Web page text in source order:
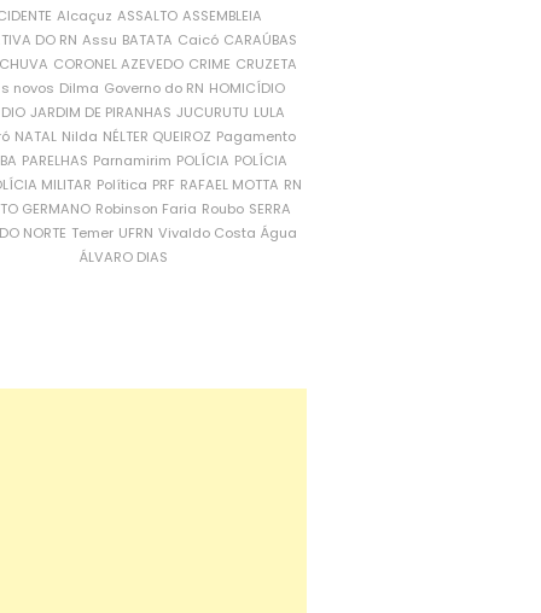
Alcaçuz ASSALTO ASSEMBLEIA
DO RN Assu BATATA Caicó CARAÚBAS
CORONEL AZEVEDO CRIME CRUZETA
novos Dilma Governo do RN HOMICÍDIO
JARDIM DE PIRANHAS JUCURUTU LULA
NATAL Nilda NÉLTER QUEIROZ Pagamento
PARELHAS Parnamirim POLÍCIA POLÍCIA
MILITAR Política PRF RAFAEL MOTTA RN
GERMANO Robinson Faria Roubo SERRA
NORTE Temer UFRN Vivaldo Costa Água
ÁLVARO DIAS